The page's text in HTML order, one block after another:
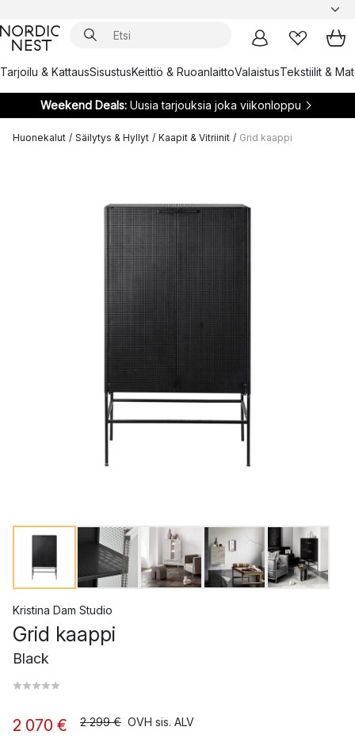
Tarjoilu & KattausSisustusKeittiö & RuoanlaittoValaistusTekstiilit &
Weekend Deals:Uusia tarjouksia joka viikonloppu
Huonekalut / Säilytys & Hyllyt / Kaapit & Vitriinit / Grid kaappi
Kristina Dam Studio
Grid kaappi
Black
2 070 € 2 299 € OVH sis. ALV